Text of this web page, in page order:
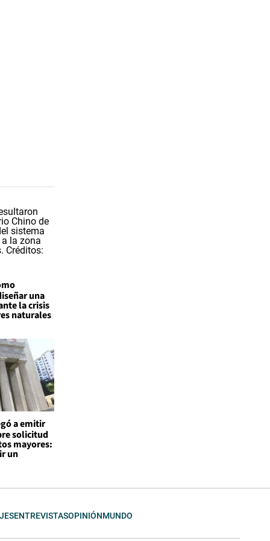
una
la crisis
naturales
a emitir
solicitud
mayores:
un
ENTREVISTASOPINIÓNMUNDO